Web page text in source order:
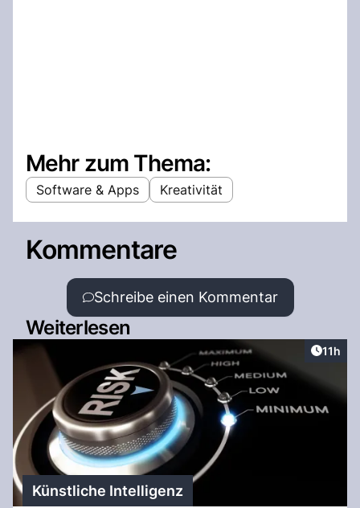
Mehr zum Thema:
Software & Apps Kreativität
Kommentare
Schreibe einen Kommentar
Weiterlesen
11h
Künstliche Intelligenz